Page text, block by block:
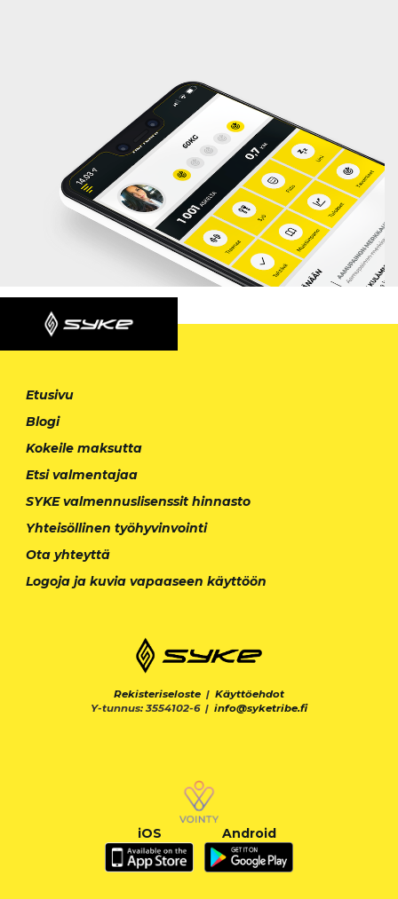
Etusivu
Blogi
Kokeile maksutta
Etsi valmentajaa
SYKE valmennuslisenssit hinnasto
Yhteisöllinen työhyvinvointi
Ota yhteyttä
Logoja ja kuvia vapaaseen käyttöön
Rekisteriseloste | Käyttöehdot
Y-tunnus: 3554102-6 | info@syketribe.fi
iOS Android